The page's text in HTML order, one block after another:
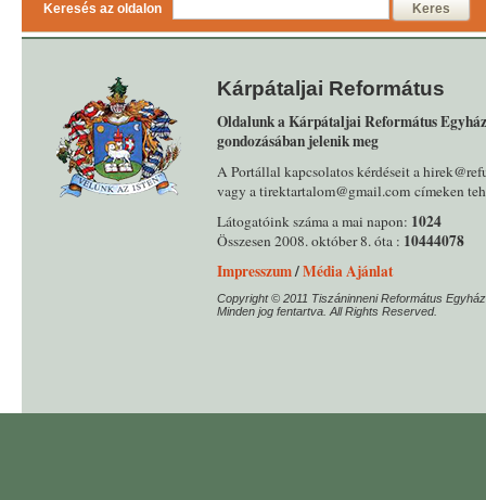
Keresés az oldalon Keres
Kárpátaljai Református
Oldalunk a Kárpátaljai Református
gondozásában jelenik meg
A Portállal kapcsolatos kérdéseit a
vagy a tirektartalom@gmail.com címeken
Látogatóink száma a mai napon: 1024
Összesen 2008. október 8. óta : 10444078
Impresszum/Média Ajánlat
Copyright © 2011 Tiszáninneni Református
Minden jog fentartva. All Rights Reserved.